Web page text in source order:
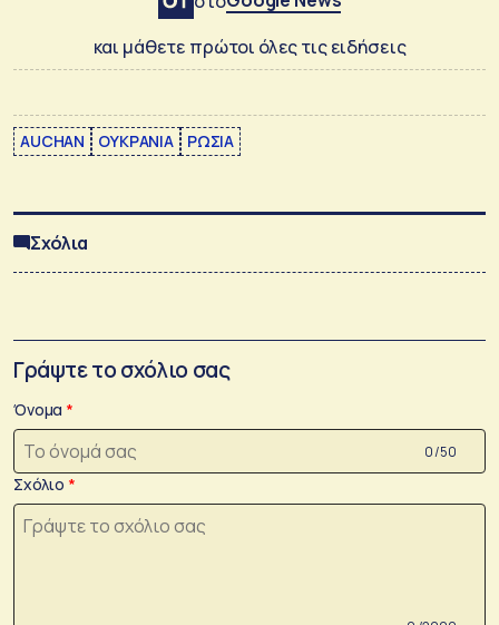
και μάθετε πρώτοι όλες τις ειδήσεις
AUCHAN ΟΥΚΡΑΝΙΑ ΡΩΣΙΑ
Σχόλια
Γράψτε το σχόλιο σας
Όνομα
0 /50
Σχόλιο